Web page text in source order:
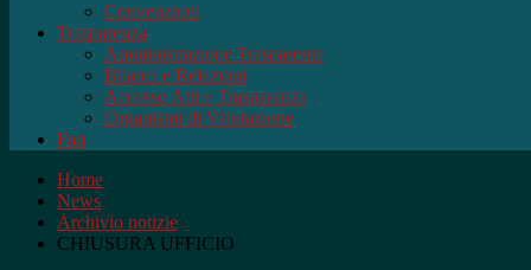
Convenzioni
Trasparenza
Amministrazione Trasparente
Bilanci e Relazioni
Accesso Atti e Trasparenza
Organismi di Valutazione
Faq
Home
News
Archivio notizie
CHIUSURA UFFICIO